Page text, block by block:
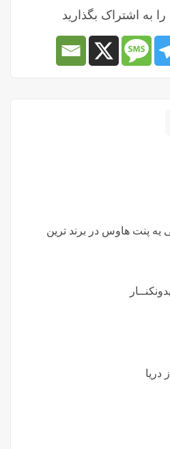
پنت هاوس در برند ترین
به اشتراک بگذارید